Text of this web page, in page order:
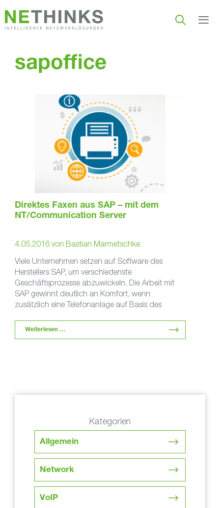
Inhalt
springen
sapoffice
Direktes Faxen aus SAP – mit dem
NT/Communication Server
4.05.2016 von Bastian Marmetschke
Viele Unternehmen setzen auf Software des
Herstellers SAP, um verschiedenste
Geschäftsprozesse abzuwickeln. Die Arbeit mit
SAP gewinnt deutlich an Komfort, wenn
zusätzlich eine Telefonanlage auf Basis des
Weiterlesen …
Kategorien
Allgemein
Network
VoIP